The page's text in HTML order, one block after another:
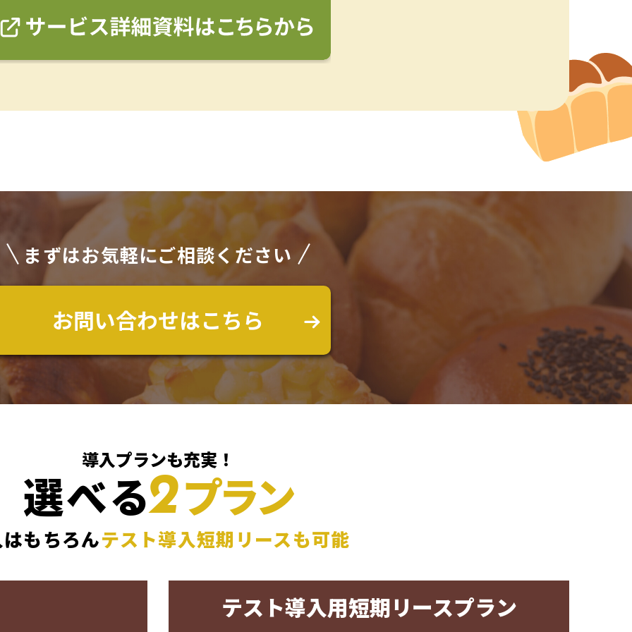
まずはお気軽にご相談ください
お問い合わせはこちら
導入プランも充実！
選べる2プラン
もちろんテスト導入短期リースも可能
テスト導入用短期リースプラン